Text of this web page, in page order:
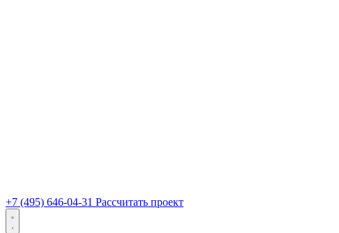
+7 (495) 646-04-31 Рассчитать проект